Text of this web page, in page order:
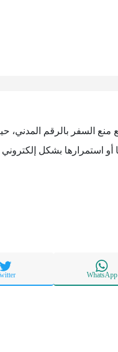
منع السفر بالرقم المدني،
استمرارها بشكل
WhatsApp